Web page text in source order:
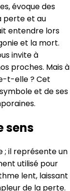
évoque des
perte et au
entendre lors
et la mort.
invite à
proches. Mais à
t-elle ? Cet
et de ses
sens
; il représente un
utilisé pour
lent, laissant
de la perte.